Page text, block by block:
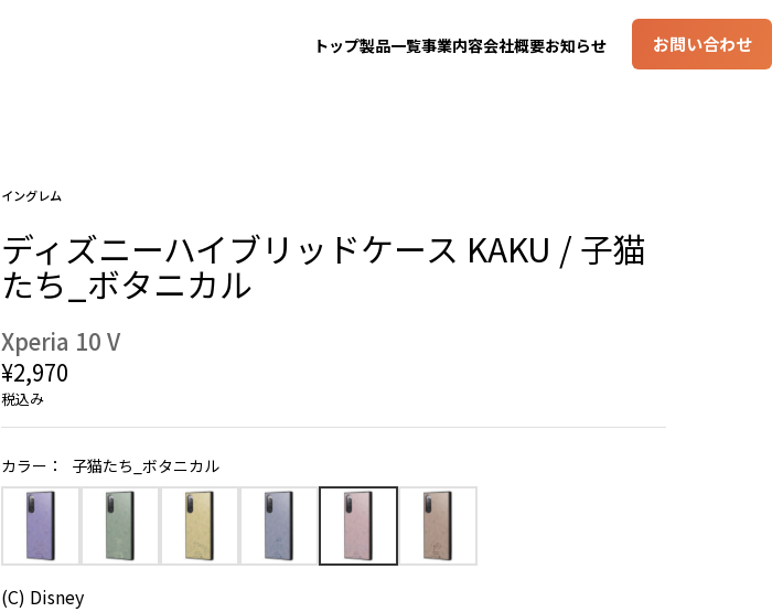
トップ製品一覧事業内容会社概要お知らせ お問い合わせ
イングレム
ディズニーハイブリッドケース KAKU / 子猫
たち_ボタニカル
Xperia 10 V
¥2,970
税込み
カラー： 子猫たち_ボタニカル
(C) Disney